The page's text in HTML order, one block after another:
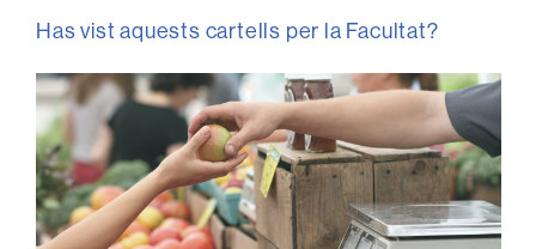
Has vist aquests cartells per la Facultat?